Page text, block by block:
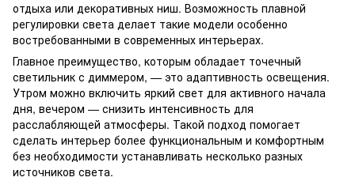
отдыха или декоративных ниш. Возможность плавной
регулировки света делает такие модели особенно
востребованными в современных интерьерах.
Главное преимущество, которым обладает точечный
светильник с диммером, — это адаптивность освещения.
Утром можно включить яркий свет для активного начала
дня, вечером — снизить интенсивность для
расслабляющей атмосферы. Такой подход помогает
сделать интерьер более функциональным и комфортным
без необходимости устанавливать несколько разных
источников света.